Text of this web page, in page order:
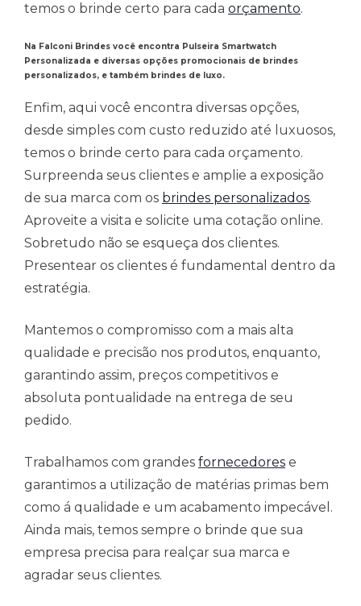
temos o brinde certo para cada orçamento.
Na Falconi Brindes você encontra Pulseira Smartwatch
Personalizada e diversas opções promocionais de brindes
personalizados, e também brindes de luxo.
Enfim, aqui você encontra diversas opções,
desde simples com custo reduzido até luxuosos,
temos o brinde certo para cada orçamento.
Surpreenda seus clientes e amplie a exposição
de sua marca com os brindes personalizados.
Aproveite a visita e solicite uma cotação online.
Sobretudo não se esqueça dos clientes.
Presentear os clientes é fundamental dentro da
estratégia.
Mantemos o compromisso com a mais alta
qualidade e precisão nos produtos, enquanto,
garantindo assim, preços competitivos e
absoluta pontualidade na entrega de seu
pedido.
Trabalhamos com grandes fornecedores e
garantimos a utilização de matérias primas bem
como á qualidade e um acabamento impecável.
Ainda mais, temos sempre o brinde que sua
empresa precisa para realçar sua marca e
agradar seus clientes.